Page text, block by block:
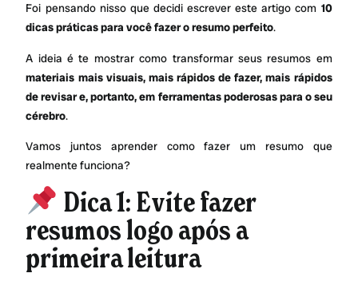
Foi pensando nisso que decidi escrever este artigo com 10
dicas práticas para você fazer o resumo perfeito.
A ideia é te mostrar como transformar seus resumos em
materiais mais visuais, mais rápidos de fazer, mais rápidos
de revisar e, portanto, em ferramentas poderosas para o seu
cérebro.
Vamos juntos aprender como fazer um resumo que
realmente funciona?
Dica 1: Evite fazer
resumos logo após a
primeira leitura